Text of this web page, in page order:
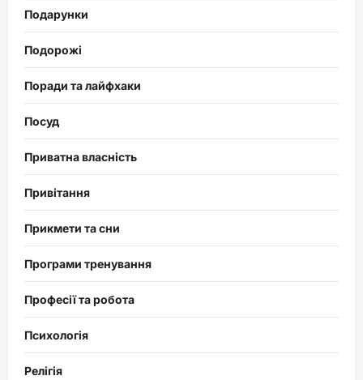
Подарунки
Подорожі
Поради та лайфхаки
Посуд
Приватна власність
Привітання
Прикмети та сни
Програми тренування
Професії та робота
Психологія
Релігія